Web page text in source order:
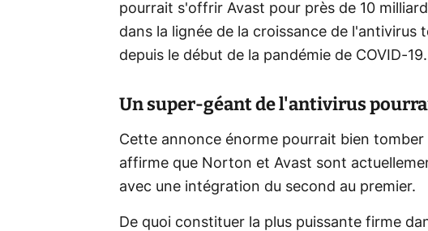
pourrait s'offrir Avast pour près de 10
dans la lignée de la croissance de l'antivirus
depuis le début de la pandémie de COVID-19.
Un super-géant de l'antivirus
Cette annonce énorme pourrait bien
affirme que Norton et Avast sont
avec une intégration du second au premier.
De quoi constituer la plus puissante firme